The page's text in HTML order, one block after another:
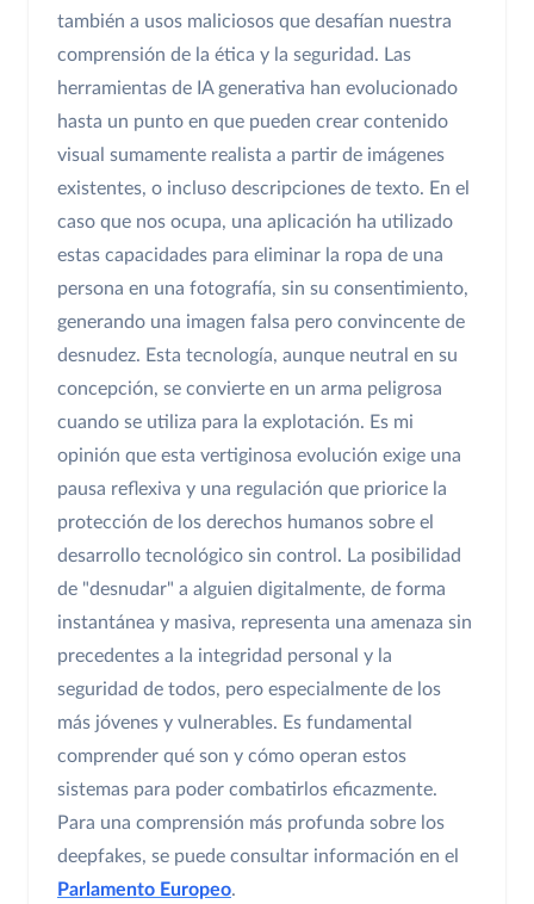
también a usos maliciosos que desafían nuestra
comprensión de la ética y la seguridad. Las
herramientas de IA generativa han evolucionado
hasta un punto en que pueden crear contenido
visual sumamente realista a partir de imágenes
existentes, o incluso descripciones de texto. En el
caso que nos ocupa, una aplicación ha utilizado
estas capacidades para eliminar la ropa de una
persona en una fotografía, sin su consentimiento,
generando una imagen falsa pero convincente de
desnudez. Esta tecnología, aunque neutral en su
concepción, se convierte en un arma peligrosa
cuando se utiliza para la explotación. Es mi
opinión que esta vertiginosa evolución exige una
pausa reflexiva y una regulación que priorice la
protección de los derechos humanos sobre el
desarrollo tecnológico sin control. La posibilidad
de "desnudar" a alguien digitalmente, de forma
instantánea y masiva, representa una amenaza sin
precedentes a la integridad personal y la
seguridad de todos, pero especialmente de los
más jóvenes y vulnerables. Es fundamental
comprender qué son y cómo operan estos
sistemas para poder combatirlos eficazmente.
Para una comprensión más profunda sobre los
deepfakes, se puede consultar información en el
Parlamento Europeo.